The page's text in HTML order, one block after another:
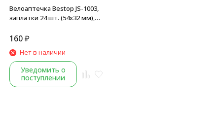
Велоаптечка Bestop JS-1003,
заплатки 24 шт. (54x32 мм),
160₽
Нет в наличии
Уведомить о
поступлении